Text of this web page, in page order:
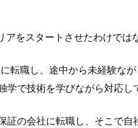
をスタートさせたわけでは
転職し、途中から未経験な
学で技術を学びながら対応
証の会社に転職し、そこで